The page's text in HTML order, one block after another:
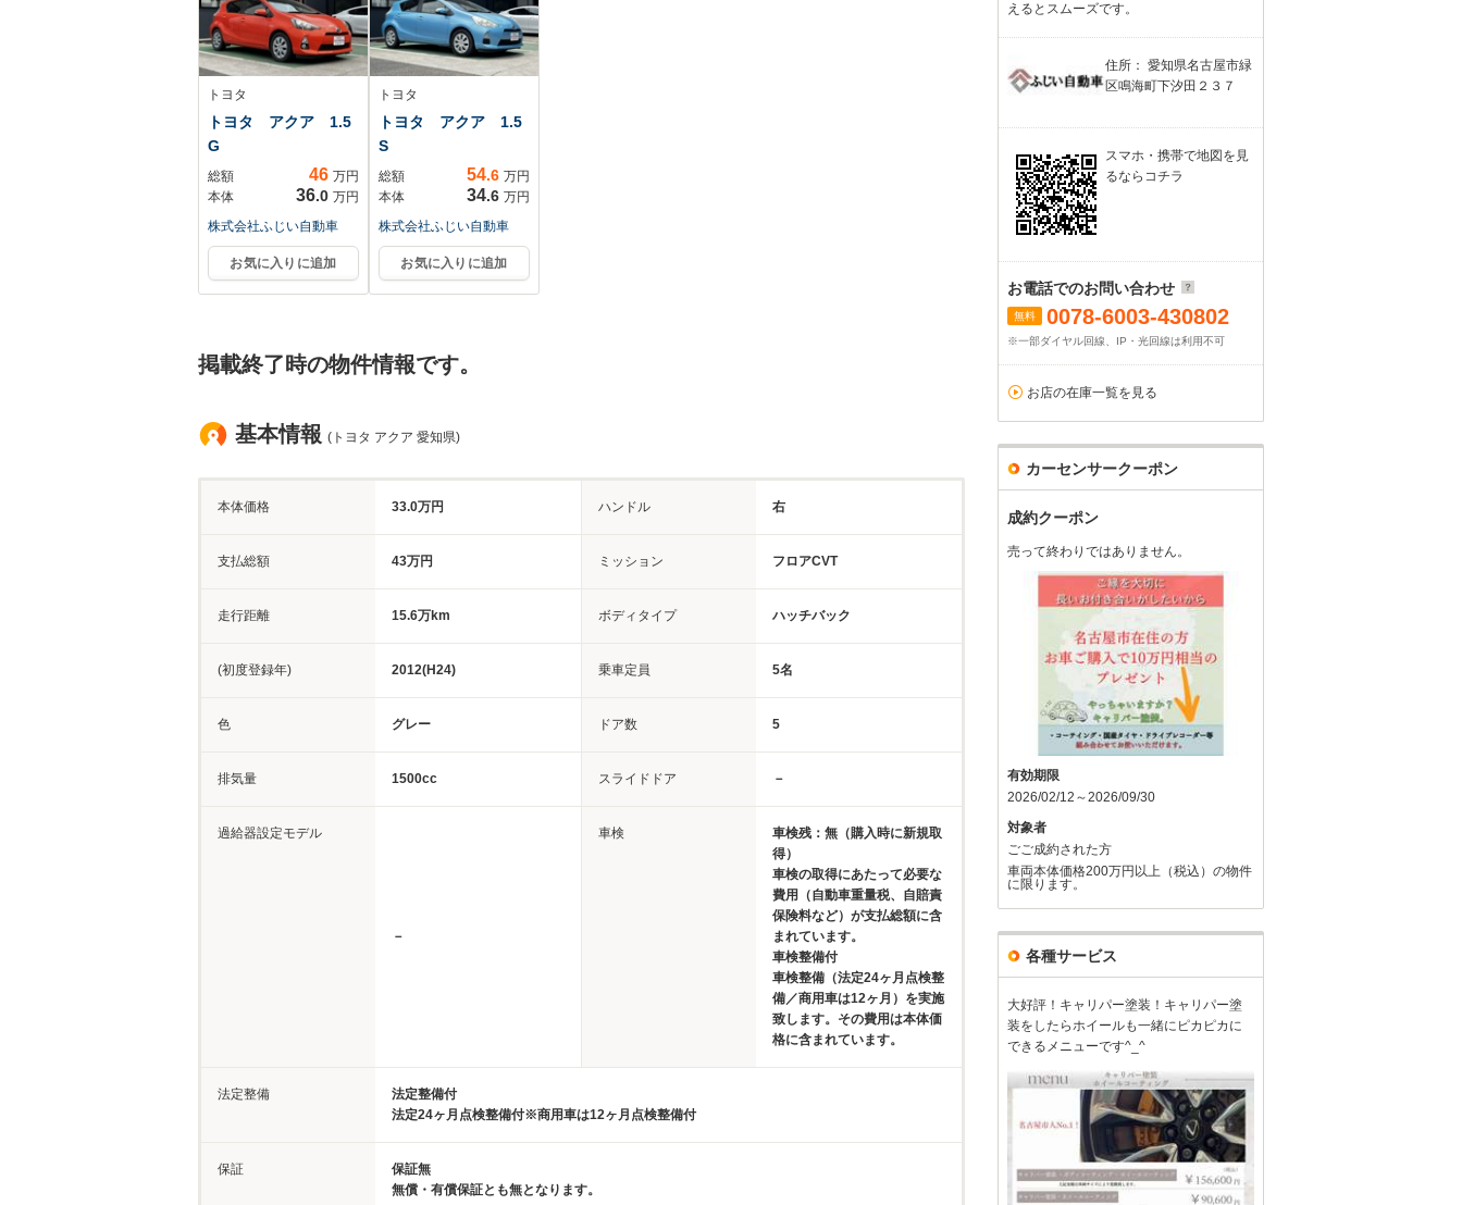
トヨタ
トヨタ アクア 1.5
G
総額 46 万円
本体
36.0 万円
株式会社ふじい自動車
お気に入りに追加
トヨタ
トヨタ アクア 1.5
S
総額 54.6 万円
本体
34.6 万円
株式会社ふじい自動車
お気に入りに追加
掲載終了時の物件情報です。
基本情報 (トヨタ アクア 愛知県)
本体価格 33.0万円 ハンドル 右
支払総額 43万円 ミッション フロアCVT
走行距離 15.6万km ボディタイプ ハッチバック
(初度登録年) 2012(H24) 乗車定員 5名
色 グレー ドア数 5
排気量 1500cc スライドドア －
過給器設定モデル
－
車検
車検残：無（購入時に新規取
得）
車検の取得にあたって必要な
費用（自動車重量税、自賠責
保険料など）が支払総額に含
まれています。
車検整備付
車検整備（法定24ヶ月点検整
備／商用車は12ヶ月）を実施
致します。その費用は本体価
格に含まれています。
法定整備
法定整備付
法定24ヶ月点検整備付※商用車は12ヶ月点検整備付
保証
保証無
無償・有償保証とも無となります。
えるとスムーズです。
住所： 愛知県名古屋市緑
区鳴海町下汐田２３７
スマホ・携帯で地図を見
るならコチラ
お電話でのお問い合わせ
無料 0078-6003-430802
※一部ダイヤル回線、IP・光回線は利用不可
お店の在庫一覧を見る
カーセンサークーポン
成約クーポン
売って終わりではありません。
有効期限
2026/02/12～2026/09/30
対象者
ごご成約された方
車両本体価格200万円以上（税込）の物件
に限ります。
各種サービス
大好評！キャリパー塗装！キャリパー塗
装をしたらホイールも一緒にピカピカに
できるメニューです^_^